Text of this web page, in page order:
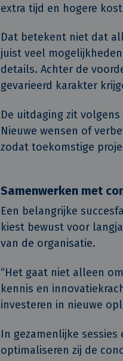
extra tijd en hogere
Dat betekent niet dat
juist veel
details. Achter de
gevarieerd karakter
De uitdaging zit
Nieuwe wensen of
zodat toekomstige
Samenwerken met
Een belangrijke
kiest bewust voor
van de organisatie.
“Het gaat niet alleen
kennis en
investeren in nieuwe
In gezamenlijke
optimaliseren zij de